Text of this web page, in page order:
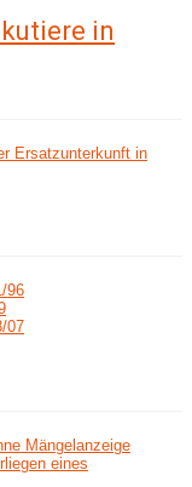
in
Ersatzunterkunft in
96
07
Mängelanzeige
eines